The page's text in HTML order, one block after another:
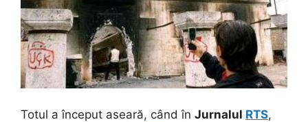
Totul a început aseară, când în Jurnalul RTS,